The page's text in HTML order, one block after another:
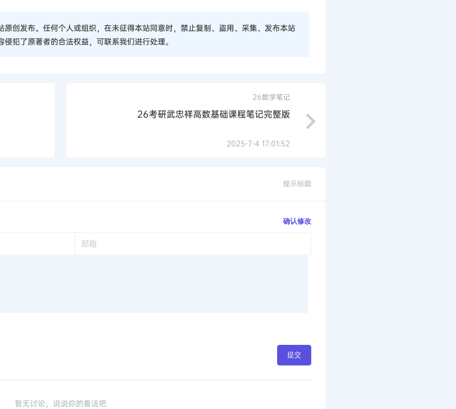
创发布。任何个人或组织，在未征得本站同意时，禁止复制、盗用、采集、发布本站
犯了原著者的合法权益，可联系我们进行处理。
26数学笔记
26考研武忠祥高数基础课程笔记完整版
2025-7-4 17:01:52
提示标题
确认修改
提交
暂无讨论，说说你的看法吧